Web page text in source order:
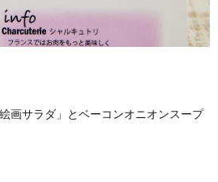
画サラダ」とベーコンオニオンスープ